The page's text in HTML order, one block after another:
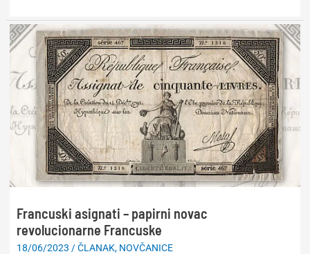
razvoj
oznaka
vrijednosti
na
novcu
Francuski asignati – papirni novac
revolucionarne Francuske
18/06/2023 /ČLANAK, NOVČANICE